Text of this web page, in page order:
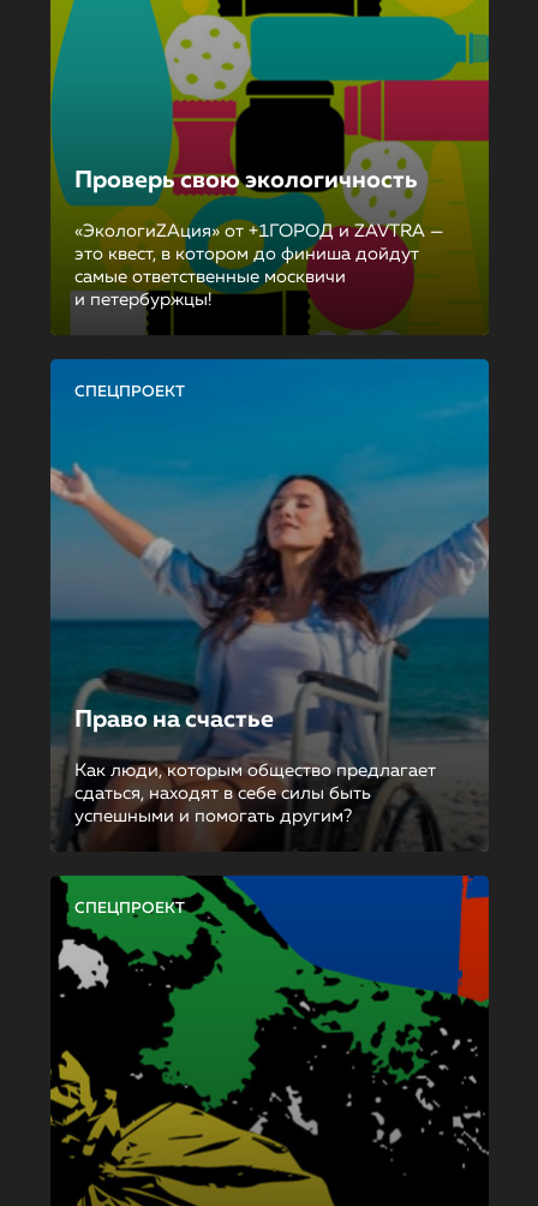
Проверь свою экологичность
«ЭкологиZAция» от +1ГОРОД и ZAVTRA —
это квест, в котором до финиша дойдут
самые ответственные москвичи
и петербуржцы!
СПЕЦПРОЕКТ
Право на счастье
Как люди, которым общество предлагает
сдаться, находят в себе силы быть
успешными и помогать другим?
СПЕЦПРОЕКТ